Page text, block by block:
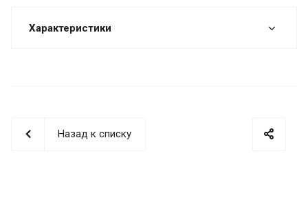
Характеристики
Назад к списку